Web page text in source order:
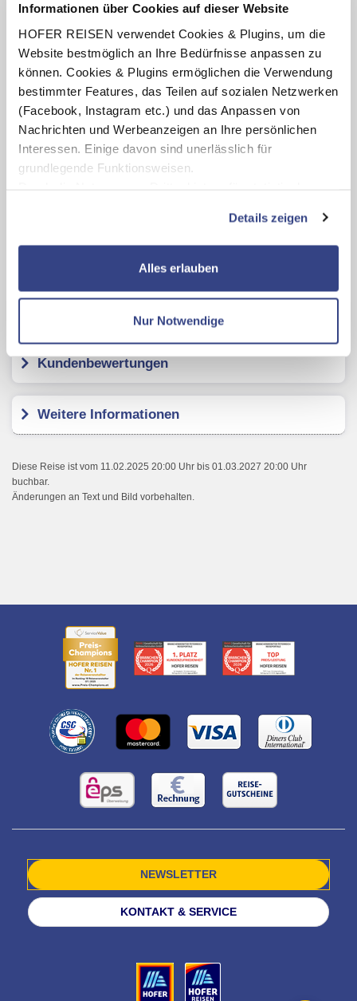
Informationen über Cookies auf dieser Website
HOFER REISEN verwendet Cookies & Plugins, um die
Website bestmöglich an Ihre Bedürfnisse anpassen zu
können. Cookies & Plugins ermöglichen die Verwendung
bestimmter Features, das Teilen auf sozialen Netzwerken
(Facebook, Instagram etc.) und das Anpassen von
Nachrichten und Werbeanzeigen an Ihre persönlichen
Interessen. Einige davon sind unerlässlich für
grundlegende Funktionsweisen.
zusätzliche Dienste bzw. Technologien von Drittanbietern
nutzen und uns sowie Dritten weitere Personalisierungen
ermöglichen, dabei kommt es auch zu Übermittlungen
Datenschutzseite
Mit Klick auf "Alles erlauben" stimmen Sie der
Verwendung der Cookies & Plugins auf unseren
Details zeigen
Alles erlauben
Nur Notwendige
INKLUSIV-LEISTUNGEN
2 - 7 x Übernachtung im Hotel Mountain View
Verpflegung: Halbpension mit Frühstücks- und
Abendbuffet bzw. Weihnachtsdinner (24.12.26),
Silvesterdinner (31.12.26)
Benutzung des hoteleigenen Wellnessbereichs
(Öffnungszeiten lt. Aushang vor Ort)
Benutzung des hoteleigenen Fitnessraum
Hotel Mountain View
Kundenbewertungen
Weitere Informationen
Diese Reise ist vom 11.02.2025 20:00 Uhr bis 01.03.2027 20:00 Uhr
buchbar.
Änderungen an Text und Bild vorbehalten.
NEWSLETTER
KONTAKT & SERVICE